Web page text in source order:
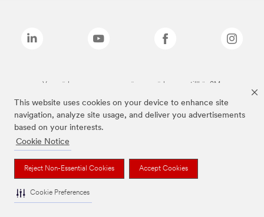
This website uses cookies on your device to enhance site
navigation, analyze site usage, and deliver you advertisements
based on your interests.
Cookie Notice
Reject Non-Essential Cookies Accept Cookies
Cookie Preferences
Varumärken som anges ovan är varumärken som tillhör 3M.